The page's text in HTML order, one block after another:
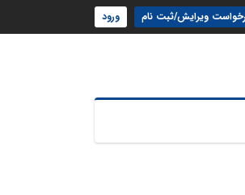
ویرایش/ثبت نام ورود